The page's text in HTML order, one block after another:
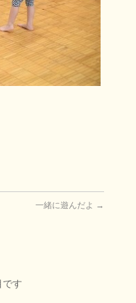
一緒に遊んだよ →
です